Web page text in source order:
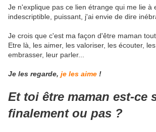
Je n'explique pas ce lien étrange qui me lie à
indescriptible, puissant, j'ai envie de dire
Je crois que c'est ma façon d'être maman tout
Etre là, les aimer, les valoriser, les écouter,
embrasser, leur parler...
Je les regarde, je les aime !
Et toi être maman est-ce
finalement ou pas ?